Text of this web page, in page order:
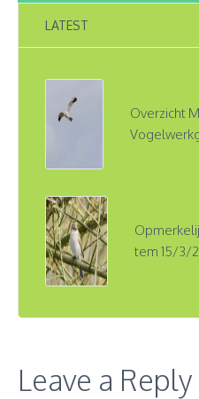
LATEST
Overzicht
tem 15/3/
Leave a Reply